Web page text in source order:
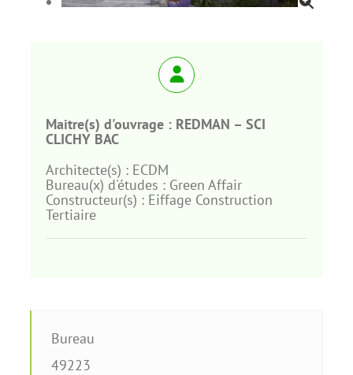
Maitre(s) d'ouvrage : REDMAN – SCI
CLICHY BAC
Architecte(s) : ECDM
Bureau(x) d'études : Green Affair
Constructeur(s) : Eiffage Construction
Tertiaire
Bureau
49223